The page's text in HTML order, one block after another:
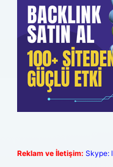
Reklam ve İletişim: Skype: